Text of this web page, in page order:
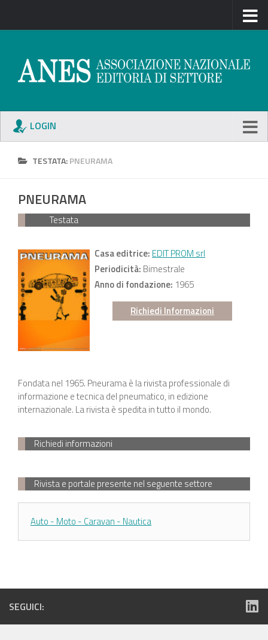
LOGIN
TESTATA:PNEURAMA
PNEURAMA
Testata
Casa editrice: EDIT PROM srl
Periodicità: Bimestrale
Anno di fondazione: 1965
Richiedi Informazioni
Fondata nel 1965. Pneurama è la rivista professionale di
informazione e tecnica del pneumatico, in edizione
internazionale. La rivista è spedita in tutto il mondo.
Richiedi informazioni
Rivista e portale presente nel seguente settore
Auto - Moto - Caravan - Nautica
SEGUICI: